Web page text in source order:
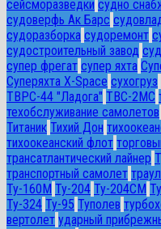
сейсморазведки судно
судоверфь Ак Барс
судоразборка судоремонт
судостроительный завод
супер фрегат супер яхта
Суперяхта X-Space сухогруз
ТВРС-44 "Ладога" ТВС-2МС
техобслуживание самолетов
Титаник Тихий Дон
тихоокеанский флот
трансатлантический лайнер
транспортный самолет
Ту-160М Ту-204 Ту-204СМ
Ту-324 Ту-95 Туполев
вертолет ударный